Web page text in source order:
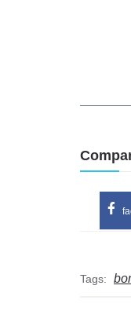
Tags: